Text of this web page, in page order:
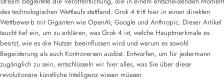
des technologischen Wettlaufs stattfand. Grok 4 tritt hier in einen direkten
Wettbewerb mit Giganten wie OpenAI, Google und Anthropic. Dieser Artikel
taucht tief ein, um zu erklären, was Grok 4 ist, welche Hauptmerkmale es
besitzt, wie es die Nutzer beeinflussen wird und warum es sowohl
Begeisterung als auch Kontroversen auslöst. Entworfen, um für jedermann
zugänglich zu sein, entschlüsseln wir hier alles, was Sie über diese
revolutionäre künstliche Intelligenz wissen müssen.